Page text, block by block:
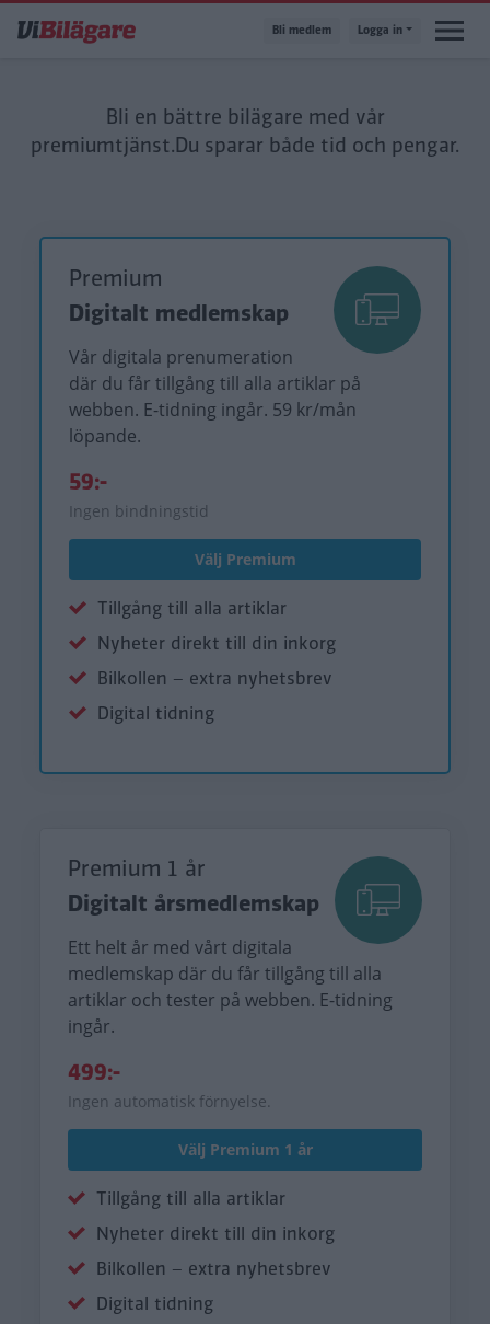
till
Bli medlem Logga in
Bli en bättre bilägare med vår
premiumtjänst.Du sparar både tid och pengar.
Premium
Digitalt medlemskap
Vår digitala prenumeration
där du får tillgång till alla artiklar på
webben. E-tidning ingår. 59 kr/mån
löpande.
59:-
Ingen bindningstid
Välj Premium
Tillgång till alla artiklar
Nyheter direkt till din inkorg
Bilkollen – extra nyhetsbrev
Digital tidning
Premium 1 år
Digitalt årsmedlemskap
Ett helt år med vårt digitala
medlemskap där du får tillgång till alla
artiklar och tester på webben. E-tidning
ingår.
499:-
Ingen automatisk förnyelse.
Välj Premium 1 år
Tillgång till alla artiklar
Nyheter direkt till din inkorg
Bilkollen – extra nyhetsbrev
Digital tidning